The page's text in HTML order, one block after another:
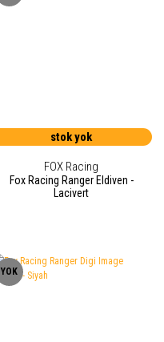
stok yok
FOX Racing
Fox Racing Ranger Eldiven -
Lacivert
YOK